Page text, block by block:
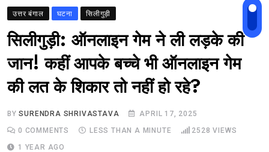
उत्तर बंगाल घटना सिलीगुड़ी
सिलीगुड़ी: ऑनलाइन गेम ने ली लड़के की
जान! कहीं आपके बच्चे भी ऑनलाइन गेम
की लत के शिकार तो नहीं हो रहे?
BYSURENDRA SHRIVASTAVA
APRIL 17, 2025
0 COMMENTS LESS THAN A MINUTE 2528 VIEWS
1 YEAR AGO